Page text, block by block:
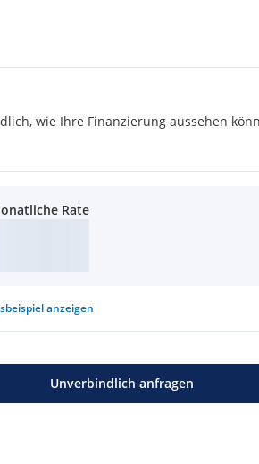
ein
wie Ihre Finanzierung aussehen
Rate
anzeigen
Unverbindlich anfragen